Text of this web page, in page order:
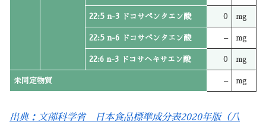
22:5 n-3 ドコサペンタエン酸 0 mg
22:5 n-6 ドコサペンタエン酸 – mg
22:6 n-3 ドコサヘキサエン酸 0 mg
未同定物質 – mg
出典：文部科学省 日本食品標準成分表2020年版（八